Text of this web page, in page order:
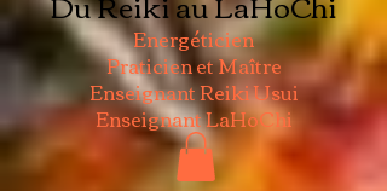
Energéticien
Praticien et Maître
Enseignant Reiki Usui
Enseignant LaHoChi